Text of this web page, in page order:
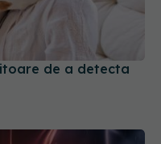
de a detecta